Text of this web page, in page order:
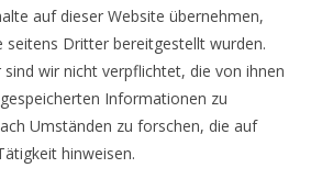
auf dieser Website übernehmen,
seitens Dritter bereitgestellt wurden.
wir nicht verpflichtet, die von ihnen
Informationen zu
Umständen zu forschen, die auf
hinweisen.